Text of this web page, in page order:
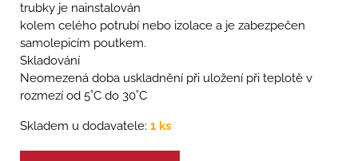
trubky je nainstalován
kolem celého potrubí nebo izolace a je zabezpečen
samolepicím poutkem.
Skladování
Neomezená doba uskladnění při uložení při teplotě v
rozmezí od 5˚C do 30˚C
Skladem u dodavatele: 1 ks